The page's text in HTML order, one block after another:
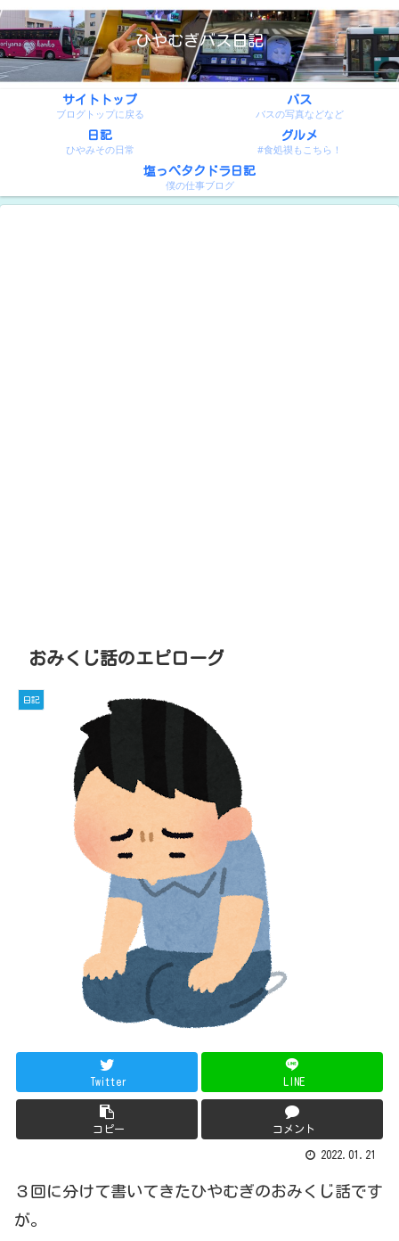
ひやむぎバス日記
サイトトップ
ブログトップに戻る
バス
バスの写真などなど
日記
ひやみその日常
グルメ
#食処禊もこちら！
塩っぺタクドラ日記
僕の仕事ブログ
おみくじ話のエピローグ
日記
Twitter LINE
コピー コメント
2022.01.21
３回に分けて書いてきたひやむぎのおみくじ話です
が。